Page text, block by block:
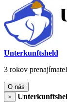
Unterkunftsheld
3 rokov
O nás
×